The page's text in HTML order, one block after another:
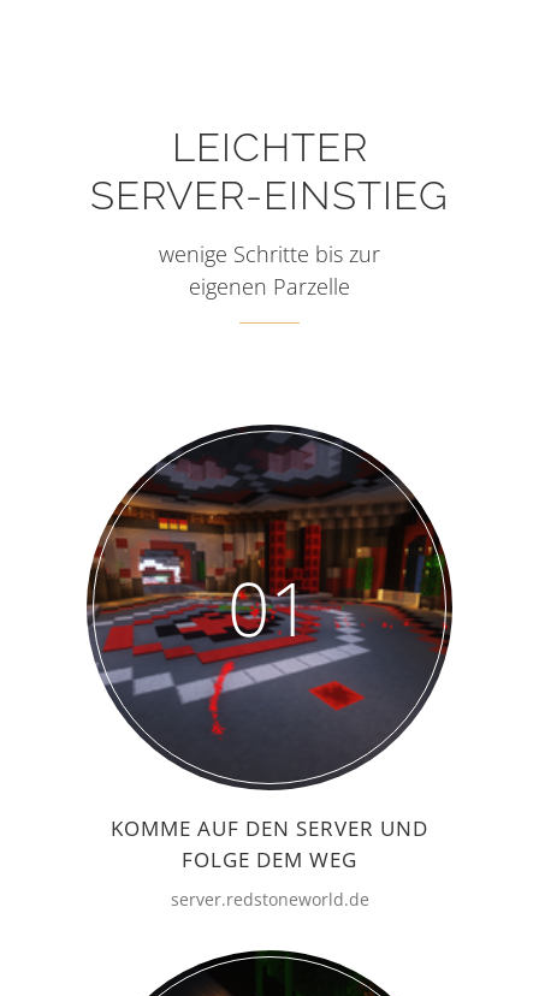
LEICHTER
SERVER-EINSTIEG
wenige Schritte bis zur
eigenen Parzelle
01
KOMME AUF DEN SERVER UND
FOLGE DEM WEG
server.redstoneworld.de